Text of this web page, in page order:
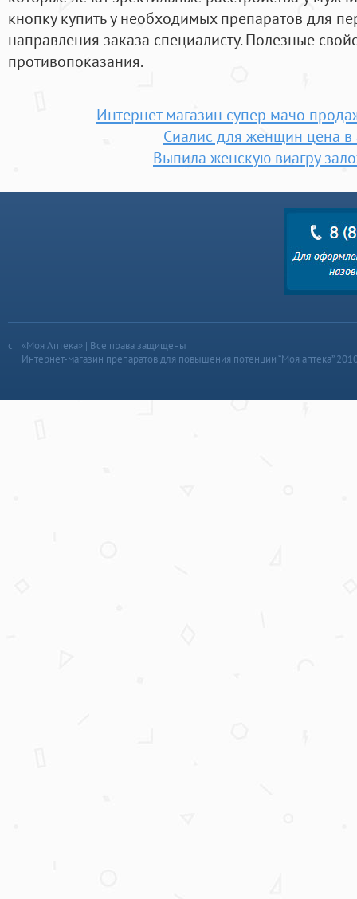
кнопку купить у необходимых препаратов для
направления заказа специалисту. Полезные
противопоказания.
Интернет магазин супер мачо
Сиалис для женщин цена в
Выпила женскую виагру
«Моя Аптека» | Все права защищены
Интернет-магазин препаратов для повышения потенции “Моя аптека”